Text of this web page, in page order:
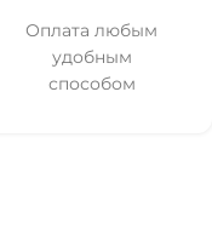
Оплата любым
удобным
способом